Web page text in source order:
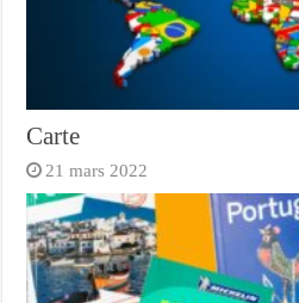
Carte
21 mars 2022